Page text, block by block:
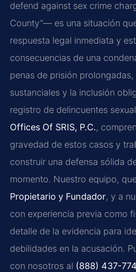
defend against sex crime
County”— es una situación
respuesta legal inmediata y
consecuencias de una
penas de prisión prolongadas,
sustanciales y la inclusión
registro de delincuentes
Offices Of SRIS, P.C.,
gravedad de estos casos y
construir una defensa sólida
momento. Nuestro equipo,
Propietario y Fundador, y a
con experiencia previa como
detalle de la evidencia para
debilidades en la acusación.
con nosotros al (888) 437-